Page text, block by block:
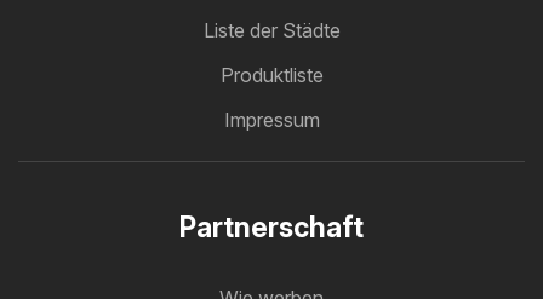
Liste der Städte
Produktliste
Impressum
Partnerschaft